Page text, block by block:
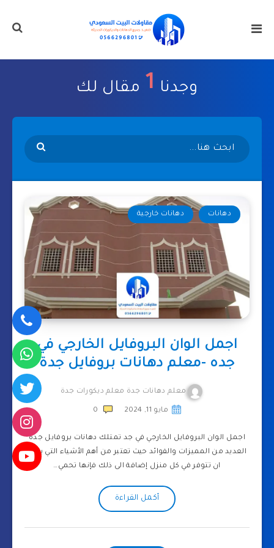
وجدنا 1 مقال لك
دهانات دهانات خارجية
اجمل الوان البروفايل الخارجي في
جده -معلم دهانات بروفايل جدة
معلم دهانات جدة معلم ديكورات جدة
مايو 11, 2024 0
اجمل الوان البروفايل الخارجي في جد تمتلك دهانات بروفايل جدة
العديد من المميزات والفوائد حيث تعتبر من أهم الأشياء التي يجب
ان تتوفر في كل منزل إضافة الى ذلك فإنها تحمي…
أكمل القراءة